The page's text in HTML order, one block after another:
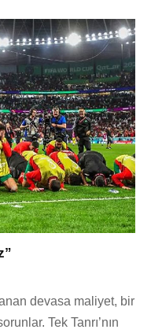
devasa maliyet, bir
Tek Tanrı’nın